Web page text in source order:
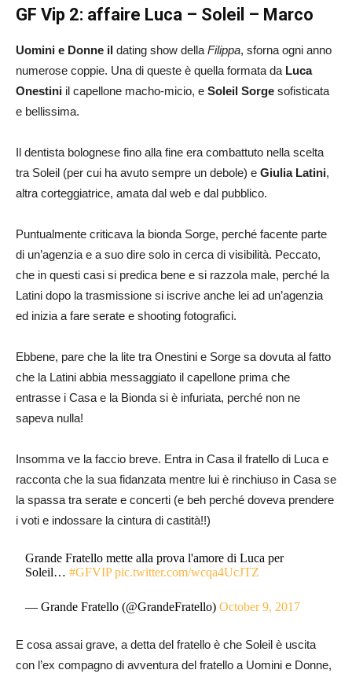
GF Vip 2: affaire Luca – Soleil – Marco
Uomini e Donne il dating show della Filippa, sforna ogni anno
numerose coppie. Una di queste è quella formata da Luca
Onestini il capellone macho-micio, e Soleil Sorge sofisticata
e bellissima.
Il dentista bolognese fino alla fine era combattuto nella scelta
tra Soleil (per cui ha avuto sempre un debole) e Giulia Latini,
altra corteggiatrice, amata dal web e dal pubblico.
Puntualmente criticava la bionda Sorge, perché facente parte
di un’agenzia e a suo dire solo in cerca di visibilità. Peccato,
che in questi casi si predica bene e si razzola male, perché la
Latini dopo la trasmissione si iscrive anche lei ad un’agenzia
ed inizia a fare serate e shooting fotografici.
Ebbene, pare che la lite tra Onestini e Sorge sa dovuta al fatto
che la Latini abbia messaggiato il capellone prima che
entrasse i Casa e la Bionda si è infuriata, perché non ne
sapeva nulla!
Insomma ve la faccio breve. Entra in Casa il fratello di Luca e
racconta che la sua fidanzata mentre lui è rinchiuso in Casa se
la spassa tra serate e concerti (e beh perché doveva prendere
i voti e indossare la cintura di castità!!)
Grande Fratello mette alla prova l'amore di Luca per
Soleil…#GFVIP pic.twitter.com/wcqa4UcJTZ
— Grande Fratello (@GrandeFratello)October 9, 2017
E cosa assai grave, a detta del fratello è che Soleil è uscita
con l’ex compagno di avventura del fratello a Uomini e Donne,